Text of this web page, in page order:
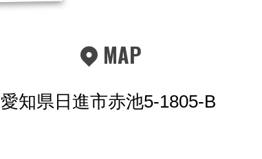
MAP
愛知県日進市赤池5-1805-B